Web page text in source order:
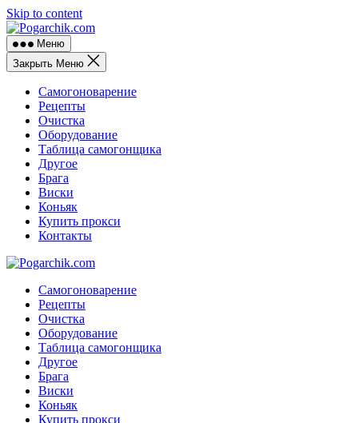
Skip to content
Меню
Закрыть Меню
Самогоноварение
Рецепты
Очистка
Оборудование
Таблица самогонщика
Другое
Брага
Виски
Коньяк
Купить прокси
Контакты
Самогоноварение
Рецепты
Очистка
Оборудование
Таблица самогонщика
Другое
Брага
Виски
Коньяк
Купить прокси